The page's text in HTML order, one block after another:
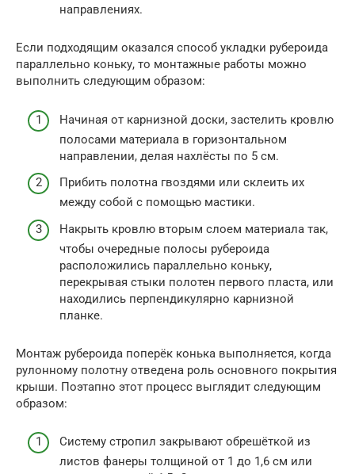
направлениях.
Если подходящим оказался способ укладки рубероида
параллельно коньку, то монтажные работы можно
выполнить следующим образом:
Начиная от карнизной доски, застелить кровлю
полосами материала в горизонтальном
направлении, делая нахлёсты по 5 см.
Прибить полотна гвоздями или склеить их
между собой с помощью мастики.
Накрыть кровлю вторым слоем материала так,
чтобы очередные полосы рубероида
расположились параллельно коньку,
перекрывая стыки полотен первого пласта, или
находились перпендикулярно карнизной
планке.
Монтаж рубероида поперёк конька выполняется, когда
рулонному полотну отведена роль основного покрытия
крыши. Поэтапно этот процесс выглядит следующим
образом:
Систему стропил закрывают обрешёткой из
листов фанеры толщиной от 1 до 1,6 см или